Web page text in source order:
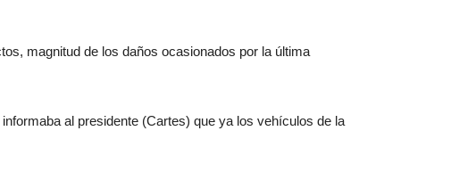
magnitud de los daños ocasionados por la última
al presidente (Cartes) que ya los vehículos de la